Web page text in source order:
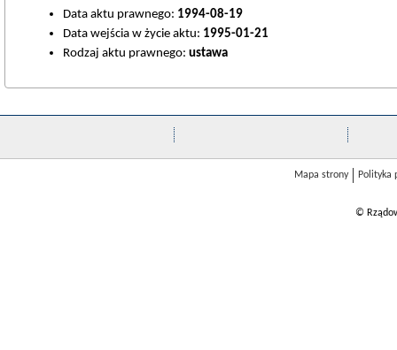
Data aktu prawnego: 1994-08-19
Data wejścia w życie aktu: 1995-01-21
Rodzaj aktu prawnego: ustawa
Mapa strony Polityka
©